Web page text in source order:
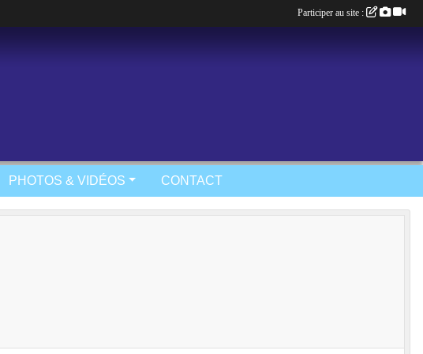
PHOTOS & VIDÉOS CONTACT
Participer au site :